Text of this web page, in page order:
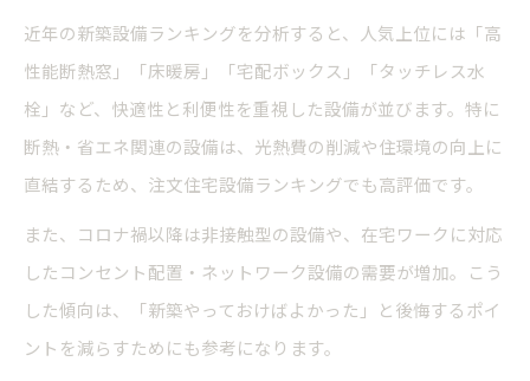
近年の新築設備ランキングを分析すると、人気上位には「高
性能断熱窓」「床暖房」「宅配ボックス」「タッチレス水
栓」など、快適性と利便性を重視した設備が並びます。特に
断熱・省エネ関連の設備は、光熱費の削減や住環境の向上に
直結するため、注文住宅設備ランキングでも高評価です。
また、コロナ禍以降は非接触型の設備や、在宅ワークに対応
したコンセント配置・ネットワーク設備の需要が増加。こう
した傾向は、「新築やっておけばよかった」と後悔するポイ
ントを減らすためにも参考になります。